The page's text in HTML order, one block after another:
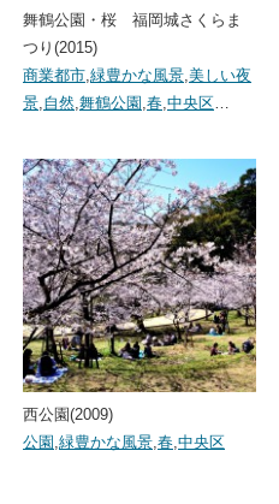
舞鶴公園・桜 福岡城さくらま
つり(2015)
商業都市,緑豊かな風景,美しい夜
景,自然,舞鶴公園 ,春,中央区…
西公園(2009)
公園 ,緑豊かな風景,春,中央区